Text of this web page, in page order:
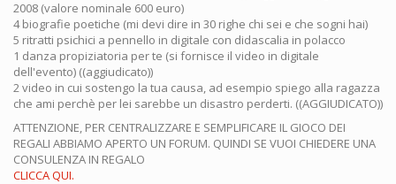
2008 (valore nominale 600 euro)
4 biografie poetiche (mi devi dire in 30 righe chi sei e che sogni hai)
5 ritratti psichici a pennello in digitale con didascalia in polacco
1 danza propiziatoria per te (si fornisce il video in digitale
dell'evento) ((aggiudicato))
2 video in cui sostengo la tua causa, ad esempio spiego alla ragazza
che ami perchè per lei sarebbe un disastro perderti. ((AGGIUDICATO))
ATTENZIONE, PER CENTRALIZZARE E SEMPLIFICARE IL GIOCO DEI
REGALI ABBIAMO APERTO UN FORUM. QUINDI SE VUOI CHIEDERE UNA
CONSULENZA IN REGALO
CLICCA QUI.